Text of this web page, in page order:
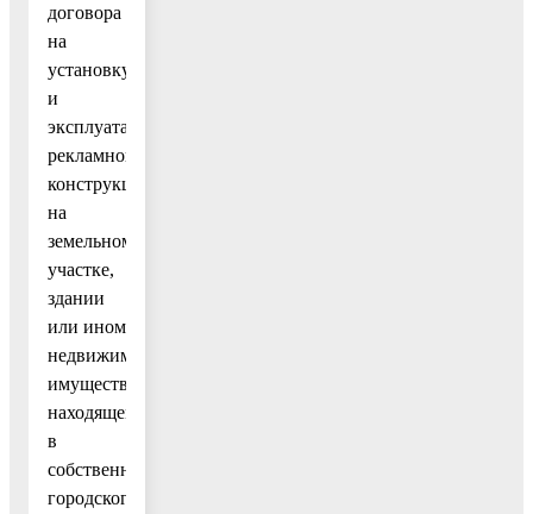
договора
на
установку
и
эксплуатацию
рекламной
конструкции
на
земельном
участке,
здании
или ином
недвижимом
имуществе,
находящемся
в
собственности
городского